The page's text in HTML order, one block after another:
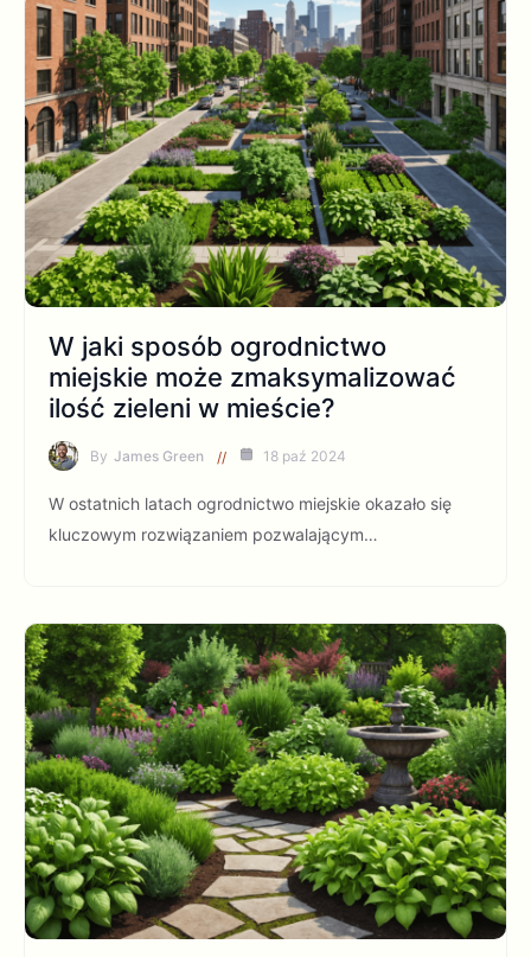
W jaki sposób ogrodnictwo
miejskie może zmaksymalizować
ilość zieleni w mieście?
By James Green 18 paź 2024
W ostatnich latach ogrodnictwo miejskie okazało się
kluczowym rozwiązaniem pozwalającym…